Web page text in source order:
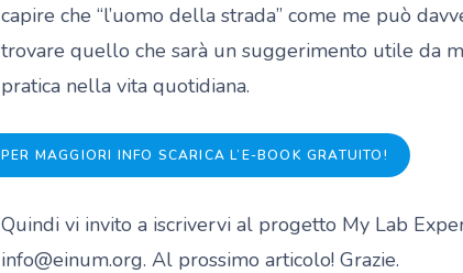
capire che “l’uomo della strada” come me può
trovare quello che sarà un suggerimento utile da
pratica nella vita quotidiana.
PER MAGGIORI INFO SCARICA L’E-BOOK GRATUITO!
Quindi vi invito a iscrivervi al progetto My Lab
info@einum.org. Al prossimo articolo! Grazie.